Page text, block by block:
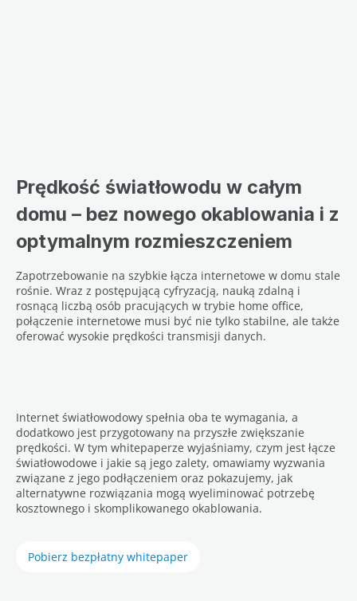
Prędkość światłowodu w całym
domu – bez nowego okablowania i z
optymalnym rozmieszczeniem
Zapotrzebowanie na szybkie łącza internetowe w domu stale
rośnie. Wraz z postępującą cyfryzacją, nauką zdalną i
rosnącą liczbą osób pracujących w trybie home office,
połączenie internetowe musi być nie tylko stabilne, ale także
oferować wysokie prędkości transmisji danych.
Internet światłowodowy spełnia oba te wymagania, a
dodatkowo jest przygotowany na przyszłe zwiększanie
prędkości. W tym whitepaperze wyjaśniamy, czym jest łącze
światłowodowe i jakie są jego zalety, omawiamy wyzwania
związane z jego podłączeniem oraz pokazujemy, jak
alternatywne rozwiązania mogą wyeliminować potrzebę
kosztownego i skomplikowanego okablowania.
Pobierz bezpłatny whitepaper